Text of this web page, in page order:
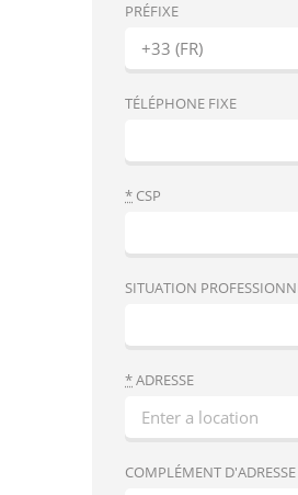
PRÉFIXE
TÉLÉPHONE FIXE
* CSP
SITUATION
*ADRESSE
COMPLÉMENT D'ADRESSE